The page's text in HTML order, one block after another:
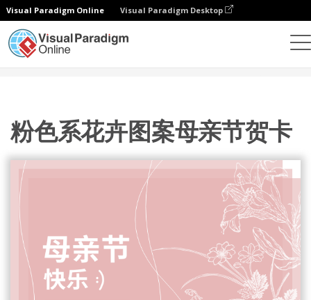
Visual Paradigm Online Visual Paradigm Desktop
粉色系花卉图案母亲节贺卡